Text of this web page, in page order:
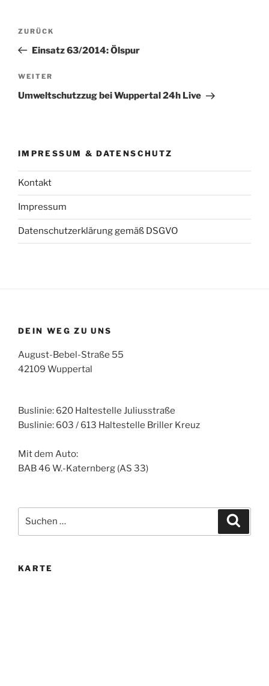
Beitragsnavigation
Vorheriger
Beitrag
ZURÜCK
Einsatz 63/2014: Ölspur
Nächster
Beitrag
WEITER
Umweltschutzzug bei Wuppertal 24h Live
IMPRESSUM & DATENSCHUTZ
Kontakt
Impressum
Datenschutzerklärung gemäß DSGVO
DEIN WEG ZU UNS
August-Bebel-Straße 55
42109 Wuppertal
Buslinie: 620 Haltestelle Juliusstraße
Buslinie: 603 / 613 Haltestelle Briller Kreuz
Mit dem Auto:
BAB 46 W.-Katernberg (AS 33)
nach:
KARTE